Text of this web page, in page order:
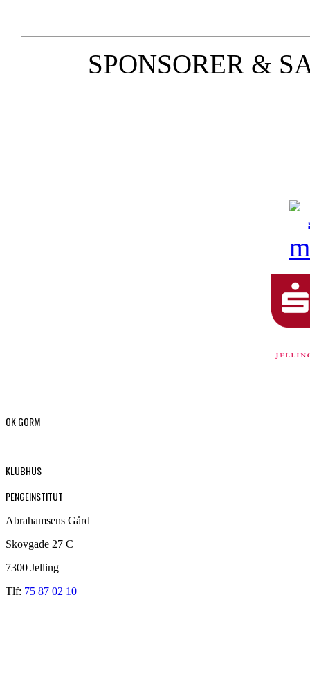
SPONSORER &
OK GORM
KLUBHUS
PENGEINSTITUT
Abrahamsens Gård
Skovgade 27 C
7300 Jelling
Tlf: 75 87 02 10